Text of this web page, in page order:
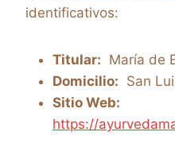
identificativos:
Titular: María de
Domicilio: San
Sitio Web:
https://